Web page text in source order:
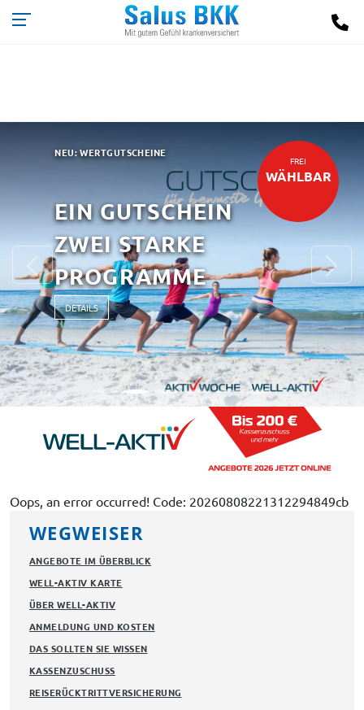
NEU: WERTGUTSCHEINE
EIN GUTSCHEIN
ZWEI STARKE
PROGRAMME
DETAILS
FREI
WÄHLBAR
Previous
Oops, an error occurred! Code: 20260808221312294849cb
WEGWEISER
ANGEBOTE IM ÜBERBLICK
WELL-AKTIV KARTE
ÜBER WELL-AKTIV
ANMELDUNG UND KOSTEN
DAS SOLLTEN SIE WISSEN
KASSENZUSCHUSS
REISERÜCKTRITTVERSICHERUNG